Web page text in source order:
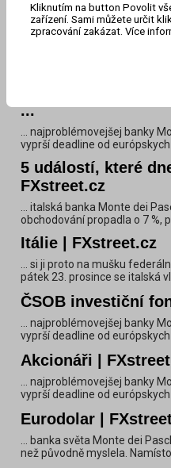
Velký den pro
žaloba, 1x ...
...
... najproblémovejšej banky
vyprší deadline od
5 událostí, které
FXstreet.cz
... italská banka Monte dei
obchodování propadla o 7 %,
Itálie | FXstreet.cz
... si ji proto na mušku
pátek 23. prosince se italská
ČSOB investiční
... najproblémovejšej banky
vyprší deadline od
Akcionáři |
... najproblémovejšej banky
vyprší deadline od
Eurodolar |
... banka světa Monte dei
než původně myslela.
Kliknutím na button Povolit
zařízení. Sami můžete určit
zpracování zakázat. Více